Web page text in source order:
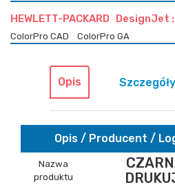
HEWLETT-PACKARD DesignJet :
ColorPro CAD ColorPro GA
Opis
Opis / Producent /
Nazwa
produktu